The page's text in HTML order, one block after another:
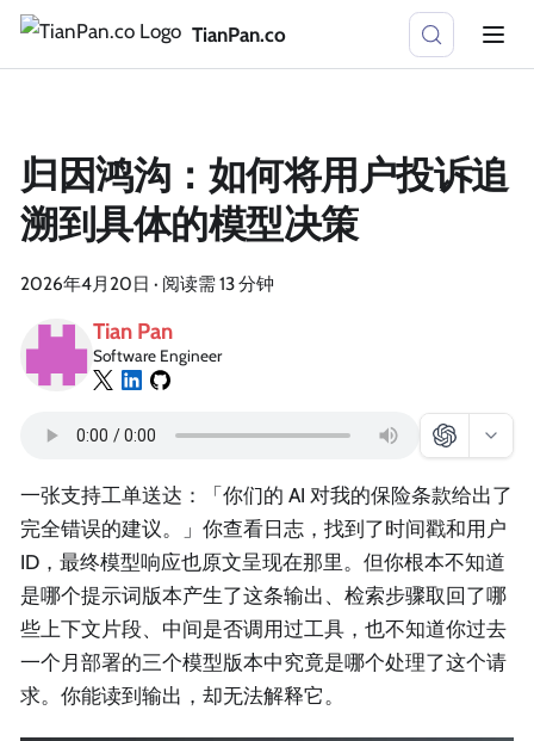
TianPan.co
归因鸿沟：如何将用户投诉追
溯到具体的模型决策
2026年4月20日 · 阅读需 13 分钟
Tian Pan
Software Engineer
一张支持工单送达：「你们的 AI 对我的保险条款给出了
完全错误的建议。」你查看日志，找到了时间戳和用户
ID，最终模型响应也原文呈现在那里。但你根本不知道
是哪个提示词版本产生了这条输出、检索步骤取回了哪
些上下文片段、中间是否调用过工具，也不知道你过去
一个月部署的三个模型版本中究竟是哪个处理了这个请
求。你能读到输出，却无法解释它。